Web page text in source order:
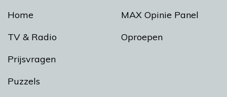
Home
TV & Radio
Prijsvragen
Puzzels
MAX Opinie Panel
Oproepen